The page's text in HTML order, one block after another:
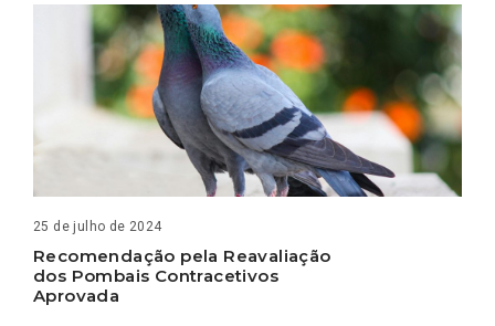
25 de julho de 2024
Recomendação pela Reavaliação
dos Pombais Contracetivos
Aprovada